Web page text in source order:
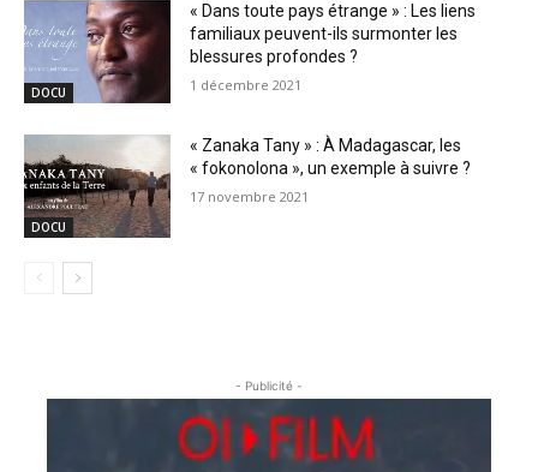
DOCU
« Dans toute pays étrange » : Les liens
familiaux peuvent-ils surmonter les
blessures profondes ?
1 décembre 2021
DOCU
« Zanaka Tany » : À Madagascar, les
« fokonolona », un exemple à suivre ?
17 novembre 2021
- Publicité -